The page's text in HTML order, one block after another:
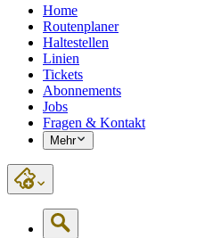
Home
Routenplaner
Haltestellen
Linien
Tickets
Abonnements
Jobs
Fragen & Kontakt
Mehr